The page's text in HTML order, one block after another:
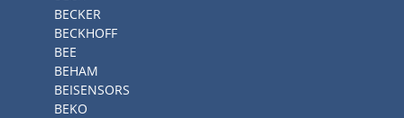
BECKER
BECKHOFF
BEE
BEHAM
BEISENSORS
BEKO